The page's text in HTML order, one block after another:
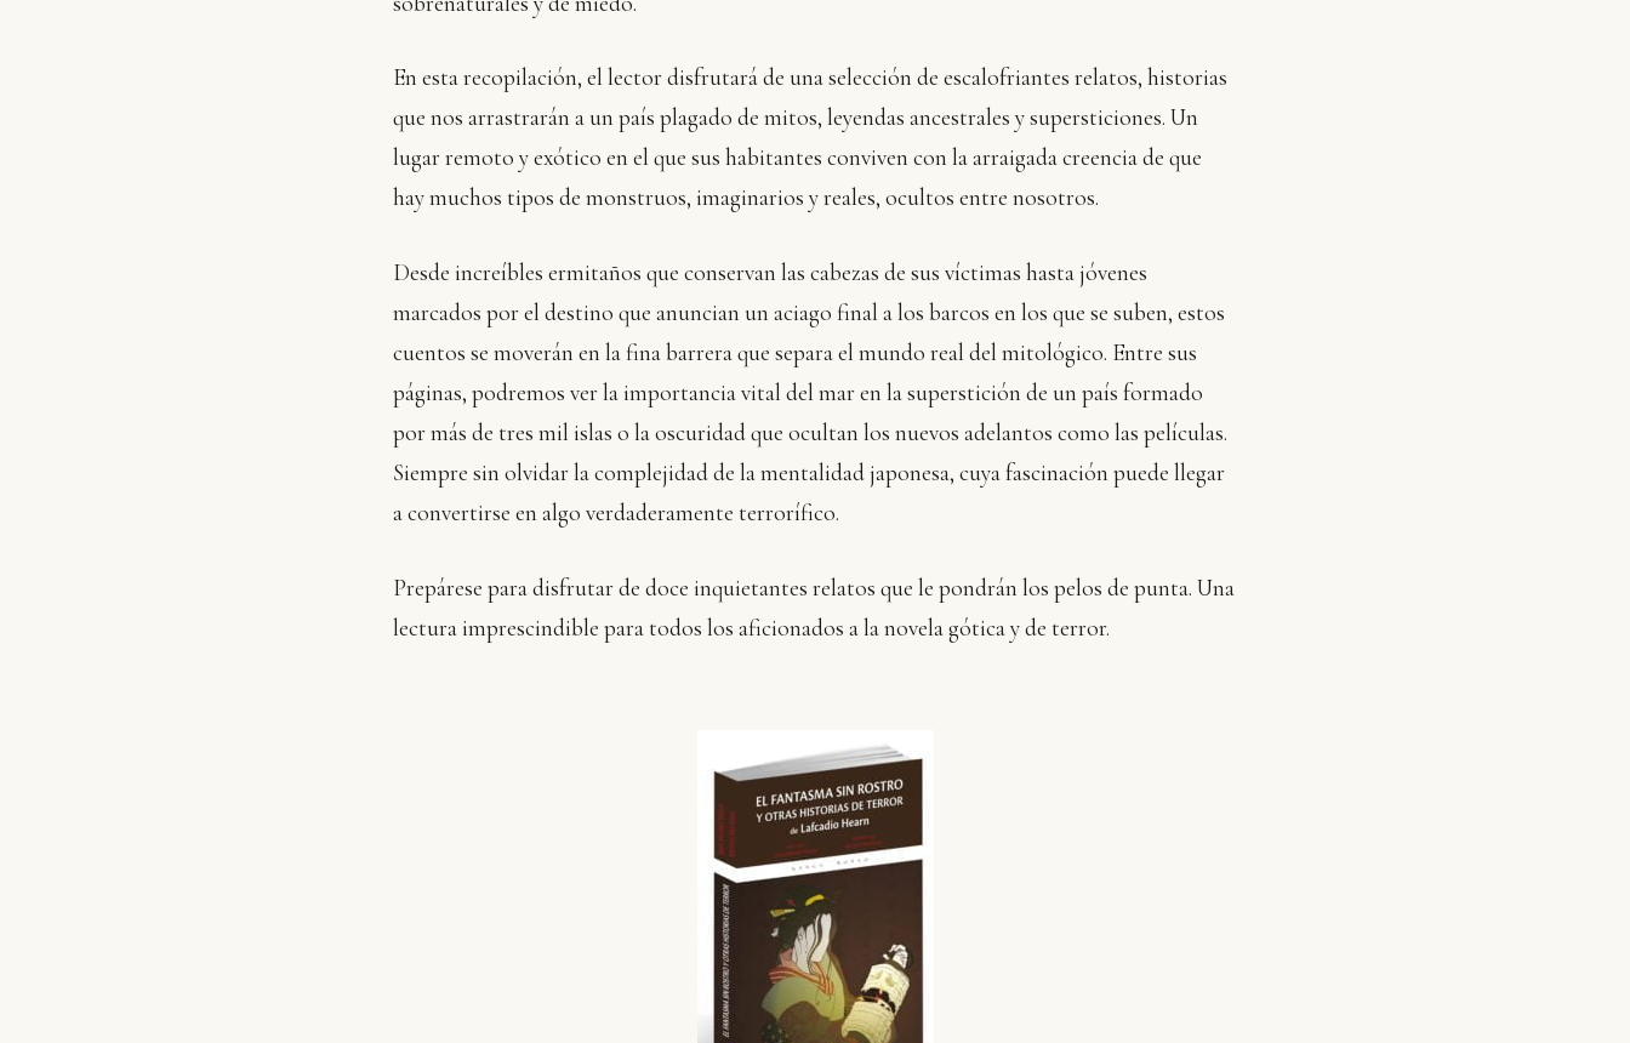
En esta recopilación, el lector disfrutará de una selección de escalofriantes relatos, historias
que nos arrastrarán a un país plagado de mitos, leyendas ancestrales y supersticiones. Un
lugar remoto y exótico en el que sus habitantes conviven con la arraigada creencia de que
hay muchos tipos de monstruos, imaginarios y reales, ocultos entre nosotros.
Desde increíbles ermitaños que conservan las cabezas de sus víctimas hasta jóvenes
marcados por el destino que anuncian un aciago final a los barcos en los que se suben, estos
cuentos se moverán en la fina barrera que separa el mundo real del mitológico. Entre sus
páginas, podremos ver la importancia vital del mar en la superstición de un país formado
por más de tres mil islas o la oscuridad que ocultan los nuevos adelantos como las películas.
Siempre sin olvidar la complejidad de la mentalidad japonesa, cuya fascinación puede llegar
a convertirse en algo verdaderamente terrorífico.
Prepárese para disfrutar de doce inquietantes relatos que le pondrán los pelos de punta. Una
lectura imprescindible para todos los aficionados a la novela gótica y de terror.